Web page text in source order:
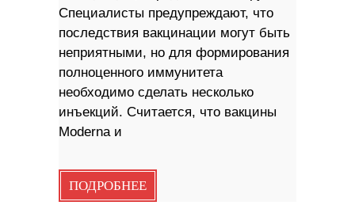
Специалисты предупреждают, что
последствия вакцинации могут быть
неприятными, но для формирования
полноценного иммунитета
необходимо сделать несколько
инъекций. Считается, что вакцины
Moderna и
ПОДРОБНЕЕ